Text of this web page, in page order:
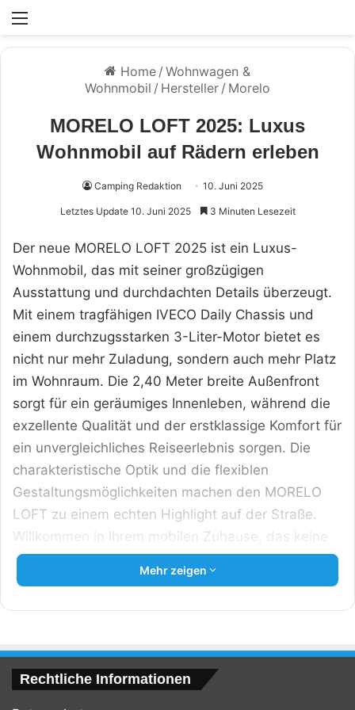
Home / Wohnwagen &
Wohnmobil / Hersteller / Morelo
MORELO LOFT 2025: Luxus
Wohnmobil auf Rädern erleben
Camping Redaktion 10. Juni 2025
Letztes Update 10. Juni 2025 3 Minuten Lesezeit
Der neue MORELO LOFT 2025 ist ein Luxus-
Wohnmobil, das mit seiner großzügigen
Ausstattung und durchdachten Details überzeugt.
Mit einem tragfähigen IVECO Daily Chassis und
einem durchzugsstarken 3-Liter-Motor bietet es
nicht nur mehr Zuladung, sondern auch mehr Platz
im Wohnraum. Die 2,40 Meter breite Außenfront
sorgt für ein geräumiges Innenleben, während die
exzellente Qualität und der erstklassige Komfort für
ein unvergleichliches Reiseerlebnis sorgen. Die
charakteristische Optik und die flexiblen
Gestaltungsmöglichkeiten machen den MORELO
LOFT zu einem echten Highlight auf der Straße.
Willkommen in Ihrem mobilen Zuhause, das keine
Wünsche offenlässt.
Mehr zeigen
Rechtliche Informationen